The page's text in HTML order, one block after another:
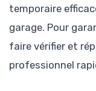
temporaire
garage. Pour
faire vérifier et
professionnel